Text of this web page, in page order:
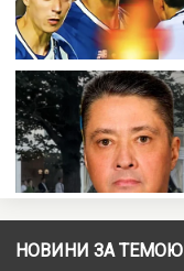
НОВИНИ ЗА ТЕМОЮ